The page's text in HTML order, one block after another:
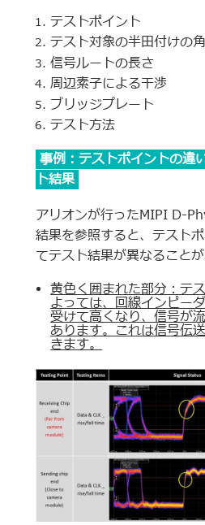
テストポイント
テスト対象の半田付けの
信号ルートの長さ
周辺素子による干渉
ブリッジプレート
テスト方法
事例：テストポイントの違
ト結果
アリオンが行ったMIPI D-
結果を参照すると、テスト
てテスト結果が異なることが
黄色く囲まれた部分：テ
よっては、回線インピー
受けて高くなり、信号が
あります。これは信号伝
きます。